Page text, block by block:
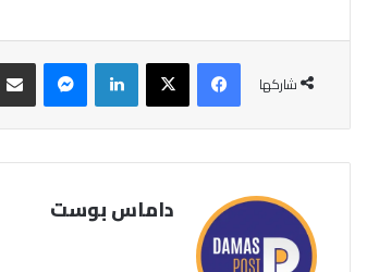
شاركها
فيسبوك‫X لينكدإن ماسنجر
داماس بوست